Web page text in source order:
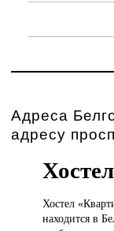
Адреса
адресу
Хостел
находится в